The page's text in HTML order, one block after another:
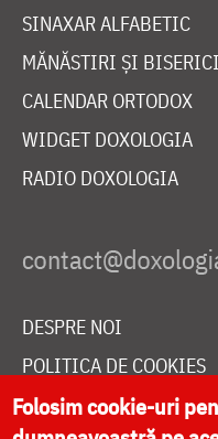
SINAXAR ALFABETIC
MĂNĂSTIRI ȘI BISERICI
CALENDAR ORTODOX
WIDGET DOXOLOGIA
RADIO DOXOLOGIA
DESPRE NOI
POLITICA DE COOKIES
DONEAZĂ ONLINE
Folosim cookie-uri